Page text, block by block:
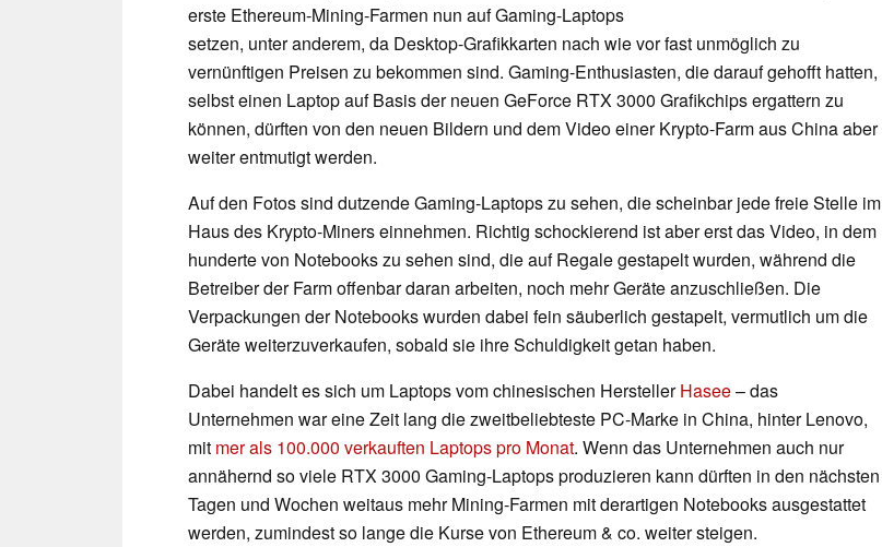
erste Ethereum-Mining-Farmen nun auf Gaming-Laptops
setzen, unter anderem, da Desktop-Grafikkarten nach wie vor fast unmöglich zu
vernünftigen Preisen zu bekommen sind. Gaming-Enthusiasten, die darauf gehofft hatten,
selbst einen Laptop auf Basis der neuen GeForce RTX 3000 Grafikchips ergattern zu
können, dürften von den neuen Bildern und dem Video einer Krypto-Farm aus China aber
weiter entmutigt werden.
Auf den Fotos sind dutzende Gaming-Laptops zu sehen, die scheinbar jede freie Stelle im
Haus des Krypto-Miners einnehmen. Richtig schockierend ist aber erst das Video, in dem
hunderte von Notebooks zu sehen sind, die auf Regale gestapelt wurden, während die
Betreiber der Farm offenbar daran arbeiten, noch mehr Geräte anzuschließen. Die
Verpackungen der Notebooks wurden dabei fein säuberlich gestapelt, vermutlich um die
Geräte weiterzuverkaufen, sobald sie ihre Schuldigkeit getan haben.
Dabei handelt es sich um Laptops vom chinesischen HerstellerHasee– das
Unternehmen war eine Zeit lang die zweitbeliebteste PC-Marke in China, hinter Lenovo,
mit mer als 100.000 verkauften Laptops pro Monat. Wenn das Unternehmen auch nur
annähernd so viele RTX 3000 Gaming-Laptops produzieren kann dürften in den nächsten
Tagen und Wochen weitaus mehr Mining-Farmen mit derartigen Notebooks ausgestattet
werden, zumindest so lange die Kurse von Ethereum & co. weiter steigen.